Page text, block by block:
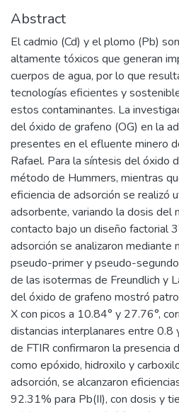
Abstract
El cadmio (Cd) y el plomo (Pb)
altamente tóxicos que generan
cuerpos de agua, por lo que
tecnologías eficientes y
estos contaminantes. La
del óxido de grafeno (OG) en la
presentes en el efluente minero
Rafael. Para la síntesis del óxido
método de Hummers, mientras
eficiencia de adsorción se realizó
adsorbente, variando la dosis del
contacto bajo un diseño factorial
adsorción se analizaron mediante
pseudo-primer y pseudo-
de las isotermas de Freundlich y
del óxido de grafeno mostró
X con picos a 10.84° y 27.76°,
distancias interplanares entre 0.8
de FTIR confirmaron la presencia
como epóxido, hidroxilo y
adsorción, se alcanzaron
92.31% para Pb(II), con dosis y